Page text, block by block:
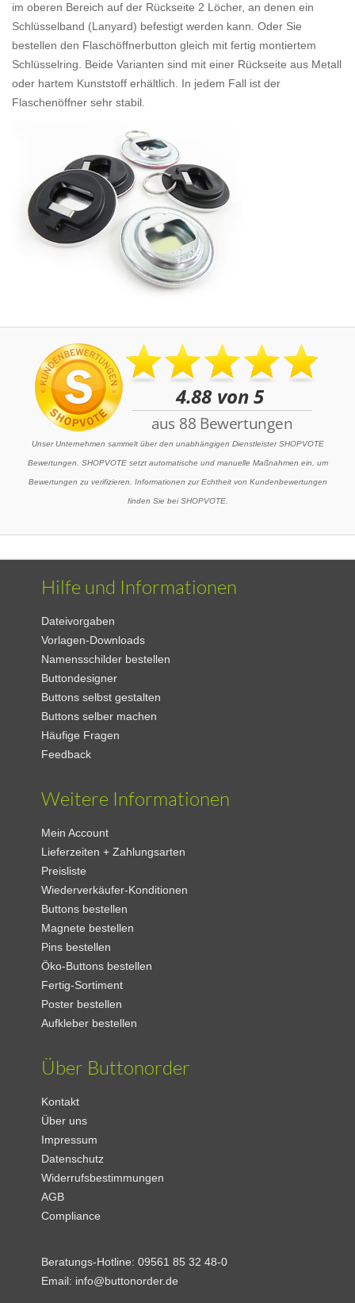
im oberen Bereich auf der Rückseite 2 Löcher, an denen ein
Schlüsselband (Lanyard) befestigt werden kann. Oder Sie
bestellen den Flaschöffnerbutton gleich mit fertig montiertem
Schlüsselring. Beide Varianten sind mit einer Rückseite aus Metall
oder hartem Kunststoff erhältlich. In jedem Fall ist der
Flaschenöffner sehr stabil.
Unser Unternehmen sammelt über den unabhängigen Dienstleister SHOPVOTE
Bewertungen. SHOPVOTE setzt automatische und manuelle Maßnahmen ein, um
Bewertungen zu verifizieren. Informationen zur Echtheit von Kundenbewertungen
finden Sie bei SHOPVOTE.
Hilfe und Informationen
Dateivorgaben
Vorlagen-Downloads
Namensschilder bestellen
Buttondesigner
Buttons selbst gestalten
Buttons selber machen
Häufige Fragen
Feedback
Weitere Informationen
Mein Account
Lieferzeiten + Zahlungsarten
Preisliste
Wiederverkäufer-Konditionen
Buttons bestellen
Magnete bestellen
Pins bestellen
Öko-Buttons bestellen
Fertig-Sortiment
Poster bestellen
Aufkleber bestellen
Über Buttonorder
Kontakt
Über uns
Impressum
Datenschutz
Widerrufsbestimmungen
AGB
Compliance
Beratungs-Hotline:09561 85 32 48-0
Email: info@buttonorder.de